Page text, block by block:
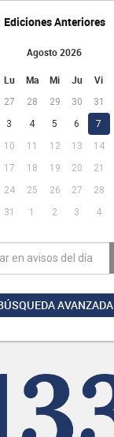
Ediciones Anteriores
Agosto 2026
Lu Ma Mi Ju Vi
27 28 29 30 31
3 4 5 6 7
10 11 12 13 14
17 18 19 20 21
24 25 26 27 28
31 1 2 3 4
AVANZADA